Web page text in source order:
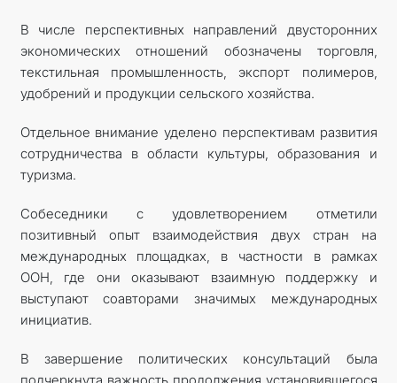
В числе перспективных направлений двусторонних
экономических отношений обозначены торговля,
текстильная промышленность, экспорт полимеров,
удобрений и продукции сельского хозяйства.
Отдельное внимание уделено перспективам развития
сотрудничества в области культуры, образования и
туризма.
Собеседники с удовлетворением отметили
позитивный опыт взаимодействия двух стран на
международных площадках, в частности в рамках
ООН, где они оказывают взаимную поддержку и
выступают соавторами значимых международных
инициатив.
В завершение политических консультаций была